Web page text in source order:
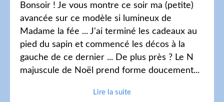
Bonsoir ! Je vous montre ce soir ma (petite)
avancée sur ce modèle si lumineux de
Madame la fée ... J'ai terminé les cadeaux au
pied du sapin et commencé les décos à la
gauche de ce dernier ... De plus près ? Le N
majuscule de Noël prend forme doucement...
Lire la suite